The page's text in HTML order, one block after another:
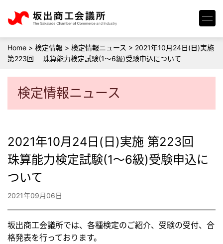
Home > 検定情報 > 検定情報ニュース > 2021年10月24日(日)実施
第223回 珠算能力検定試験(1～6級)受験申込について
検定情報ニュース
2021年10月24日(日)実施 第223回
珠算能力検定試験(1～6級)受験申込に
ついて
2021年09月06日
坂出商工会議所では、各種検定のご紹介、受験の受付、合
格発表を行っております。